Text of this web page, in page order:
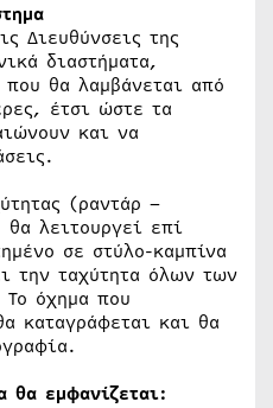
Διευθύνσεις της
διαστήματα,
θα λαμβάνεται από
έτσι ώστε τα
και να
(ραντάρ –
λειτουργεί επί
σε στύλο-καμπίνα
την ταχύτητα όλων των
όχημα που
καταγράφεται και θα
θα εμφανίζεται: